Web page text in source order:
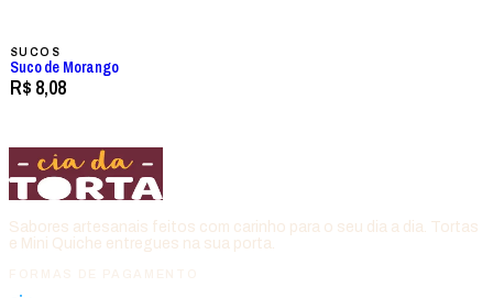
SUCOS
Suco de Morango
R$ 8,08
Sabores artesanais feitos com carinho para o seu dia a dia. Tortas
e Mini Quiche entregues na sua porta.